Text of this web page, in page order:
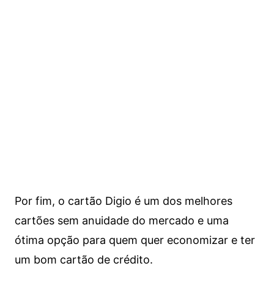
Por fim, o cartão Digio é um dos melhores
cartões sem anuidade do mercado e uma
ótima opção para quem quer economizar e ter
um bom cartão de crédito.